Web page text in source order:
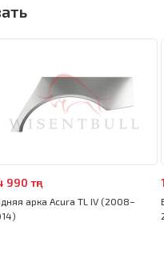
990 тңг
арка Acura TL IV (2008–